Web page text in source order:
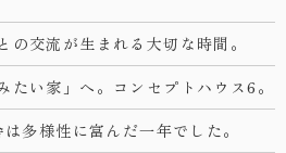
交流が生まれる大切な時間。
い家」へ。コンセプトハウス6。
多様性に富んだ一年でした。